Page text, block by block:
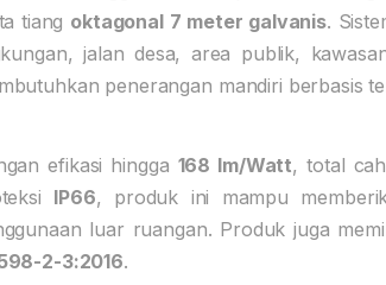
tiang oktagonal 7 meter galvanis.
jalan desa, area publik,
penerangan mandiri berbasis
efikasi hingga 168 lm/Watt, total
IP66, produk ini mampu
luar ruangan. Produk juga
2-3:2016.